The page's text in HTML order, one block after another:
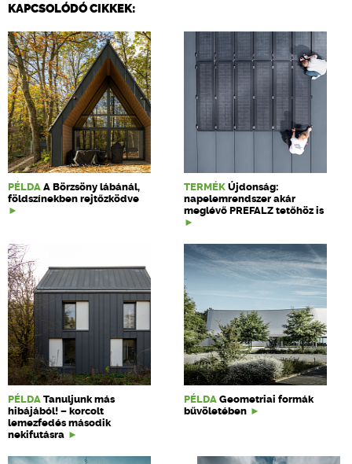
KAPCSOLÓDÓ CIKKEK:
PÉLDA A Börzsöny lábánál,
földszínekben rejtőzködve
TERMÉK Újdonság:
napelemrendszer akár
meglévő PREFALZ tetőhöz is
PÉLDA Tanuljunk más
hibájából! – korcolt
lemezfedés második
nekifutásra
PÉLDA Geometriai formák
bűvöletében